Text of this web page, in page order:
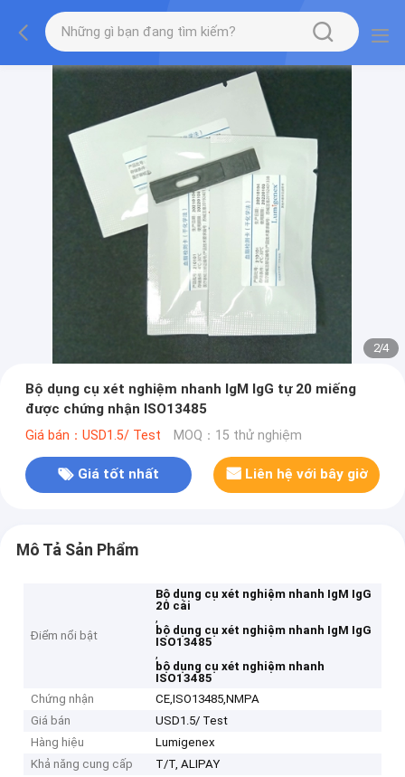
2/4
Bộ dụng cụ xét nghiệm nhanh IgM IgG tự 20 miếng
được chứng nhận ISO13485
Giá bán：USD1.5/ Test MOQ：15 thử nghiệm
Giá tốt nhất Liên hệ với bây giờ
Mô Tả Sản Phẩm
Điểm nổi bật
Bộ dụng cụ xét nghiệm nhanh IgM IgG
20 cái
,
bộ dụng cụ xét nghiệm nhanh IgM IgG
ISO13485
,
bộ dụng cụ xét nghiệm nhanh
ISO13485
Chứng nhận
CE,ISO13485,NMPA
Giá bán
USD1.5/ Test
Hàng hiệu
Lumigenex
Khả năng cung cấp
T/T, ALIPAY